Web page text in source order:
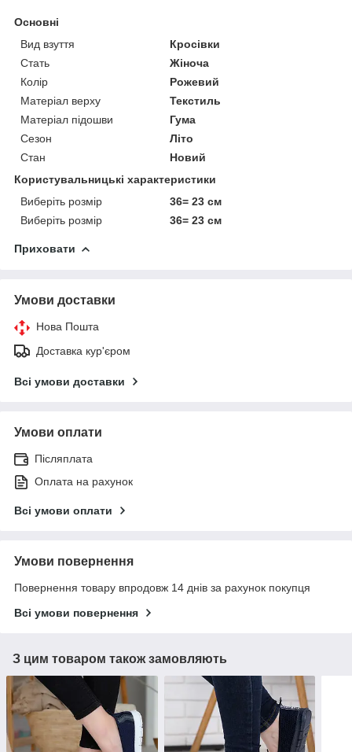
Основні
Вид взуття
Кросівки
Стать
Жіноча
Колір
Рожевий
Матеріал верху
Текстиль
Матеріал підошви
Гума
Сезон
Літо
Стан
Новий
Користувальницькі характеристики
Виберіть розмір
36= 23 см
Виберіть розмір
36= 23 см
Приховати
Умови доставки
Нова Пошта
Доставка кур'єром
Всі умови доставки
Умови оплати
Післяплата
Оплата на рахунок
Всі умови оплати
Умови повернення
Повернення товару впродовж 14 днів за рахунок покупця
Всі умови повернення
З цим товаром також замовляють